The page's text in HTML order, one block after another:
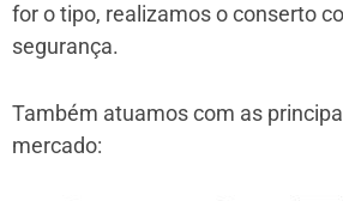
for o tipo, realizamos o conserto
segurança.
Também atuamos com as
mercado: